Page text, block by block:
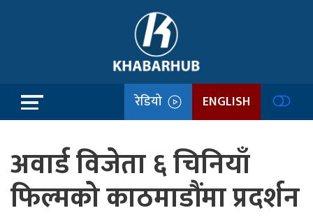
रेडियो ENGLISH
अवार्ड विजेता ६ चिनियाँ
फिल्मको काठमाडौंमा प्रदर्शन